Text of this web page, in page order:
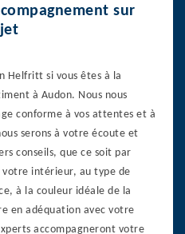
sur
Helfritt si vous êtes à la
à Audon. Nous nous
conforme à vos attentes et à
serons à votre écoute et
conseils, que ce soit par
intérieur, au type de
à la couleur idéale de la
en adéquation avec votre
accompagneront votre